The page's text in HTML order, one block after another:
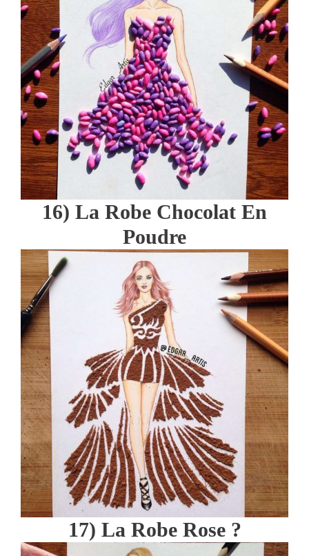
16) La Robe Chocolat En
Poudre
17) La Robe Rose ?